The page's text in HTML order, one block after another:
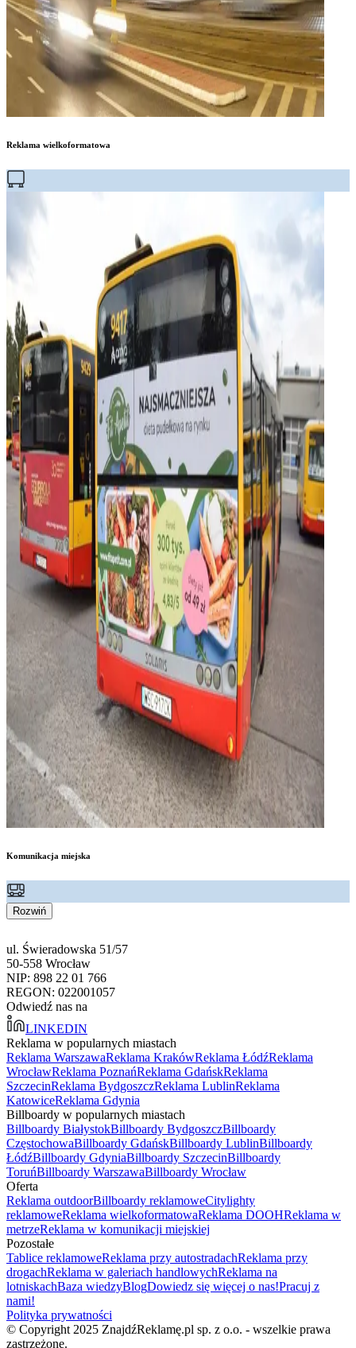
Reklama wielkoformatowa
Komunikacja miejska
Rozwiń
ul. Świeradowska 51/57
50-558 Wrocław
NIP: 898 22 01 766
REGON: 022001057
Odwiedź nas na
LINKEDIN
Reklama w popularnych miastach
Reklama WarszawaReklama KrakówReklama ŁódźReklama
WrocławReklama PoznańReklama GdańskReklama
SzczecinReklama BydgoszczReklama LublinReklama
KatowiceReklama Gdynia
Billboardy w popularnych miastach
Billboardy BiałystokBillboardy BydgoszczBillboardy
CzęstochowaBillboardy GdańskBillboardy LublinBillboardy
ŁódźBillboardy GdyniaBillboardy SzczecinBillboardy
ToruńBillboardy WarszawaBillboardy Wrocław
Oferta
Reklama outdoorBillboardy reklamoweCitylighty
reklamoweReklama wielkoformatowaReklama DOOHReklama w
metrzeReklama w komunikacji miejskiej
Pozostałe
Tablice reklamoweReklama przy autostradachReklama przy
drogachReklama w galeriach handlowychReklama na
lotniskachBaza wiedzyBlogDowiedz się więcej o nas!Pracuj z
nami!
Polityka prywatności
© Copyright 2025 ZnajdźReklamę.pl sp. z o.o. - wszelkie prawa
zastrzeżone.